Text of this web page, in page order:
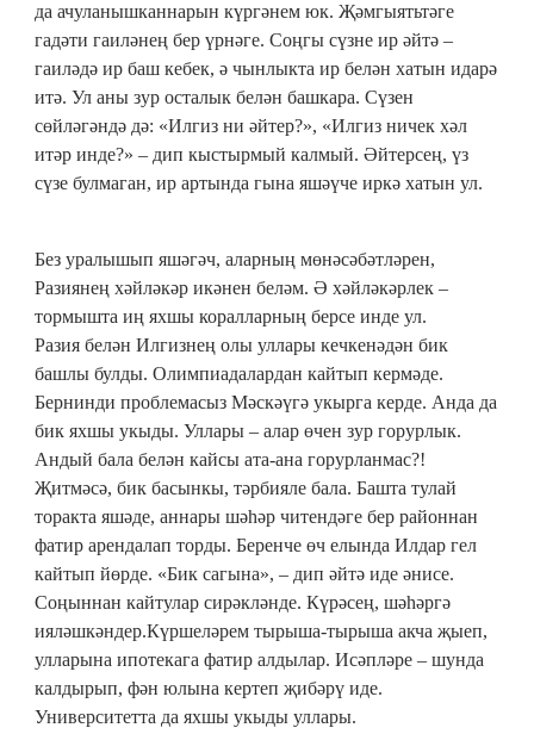
да ачуланышканнарын күргәнем юк. Җәмгыятьтәге
гадәти гаиләнең бер үрнәге. Соңгы сүзне ир әйтә –
гаиләдә ир баш кебек, ә чынлыкта ир белән хатын идарә
итә. Ул аны зур осталык белән башкара. Сүзен
сөйләгәндә дә: «Илгиз ни әйтер?», «Илгиз ничек хәл
итәр инде?» – дип кыстырмый калмый. Әйтерсең, үз
сүзе булмаган, ир артында гына яшәүче иркә хатын ул.
Без уралышып яшәгәч, аларның мөнәсәбәтләрен,
Разиянең хәйләкәр икәнен беләм. Ә хәйләкәрлек –
тормышта иң яхшы коралларның берсе инде ул.
Разия белән Илгизнең олы уллары кечкенәдән бик
башлы булды. Олимпиадалардан кайтып кермәде.
Бернинди проблемасыз Мәскәүгә укырга керде. Анда да
бик яхшы укыды. Уллары – алар өчен зур горурлык.
Андый бала белән кайсы ата-ана горурланмас?!
Җитмәсә, бик басынкы, тәрбияле бала. Башта тулай
торакта яшәде, аннары шәһәр читендәге бер районнан
фатир арендалап торды. Беренче өч елында Илдар гел
кайтып йөрде. «Бик сагына», – дип әйтә иде әнисе.
Соңыннан кайтулар сирәкләнде. Күрәсең, шәһәргә
ияләшкәндер.Күршеләрем тырыша-тырыша акча җыеп,
улларына ипотекага фатир алдылар. Исәпләре – шунда
калдырып, фән юлына кертеп җибәрү иде.
Университетта да яхшы укыды уллары.